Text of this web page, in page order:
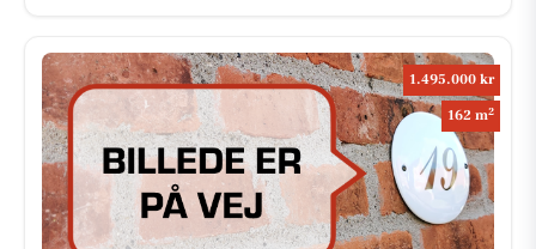
1.495.000 kr
162 m2